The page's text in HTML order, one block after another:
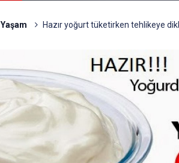
Yaşam Hazır yoğurt tüketirken tehlikeye